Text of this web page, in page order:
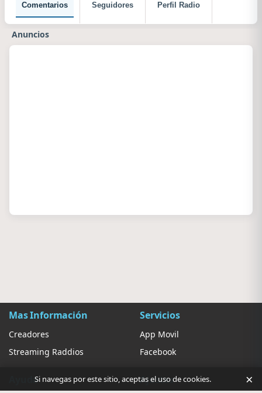
Comentarios Seguidores Perfil Radio
Anuncios
Mas Información
Creadores
Streaming Raddios
Servicios
App Movil
Facebook
Ayuda Ajustes
Si navegas por este sitio, aceptas el uso de cookies. ×